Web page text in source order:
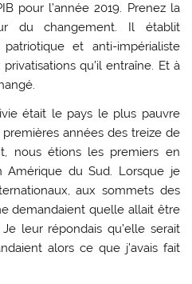
pour l’année 2019. Prenez la
du changement. Il établit
patriotique et anti-impérialiste
qu’il entraîne. Et à
était le pays le plus pauvre
années des treize de
nous étions les premiers en
Amérique du Sud. Lorsque je
aux sommets des
demandaient quelle allait être
leur répondais qu’elle serait
alors ce que j’avais fait